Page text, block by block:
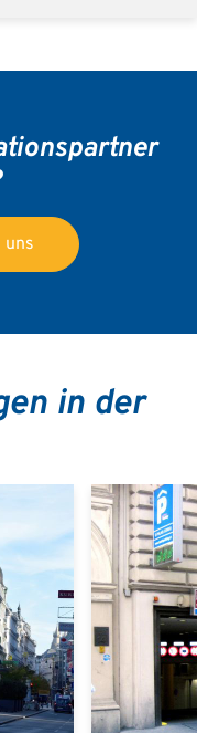
uns
in der